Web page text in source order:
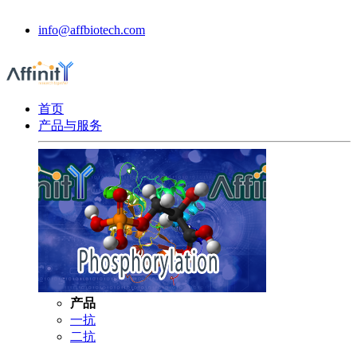
info@affbiotech.com
首页
产品与服务
产品
一抗
二抗